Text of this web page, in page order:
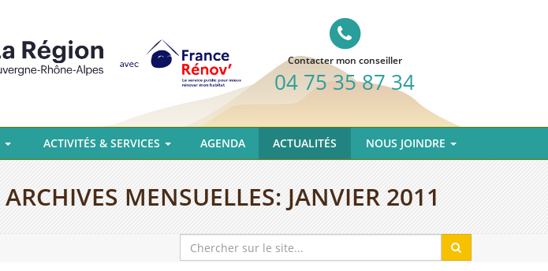
Contacter mon conseiller
04 75 35 87 34
ACTIVITÉS & SERVICES AGENDA ACTUALITÉS NOUS JOINDRE
ARCHIVES MENSUELLES: JANVIER 2011